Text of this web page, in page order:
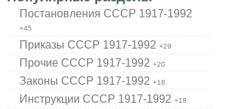
Постановления СССР 1917-1992
+45
Приказы СССР 1917-1992+29
Прочие СССР 1917-1992+20
Законы СССР 1917-1992+18
Инструкции СССР 1917-1992+18